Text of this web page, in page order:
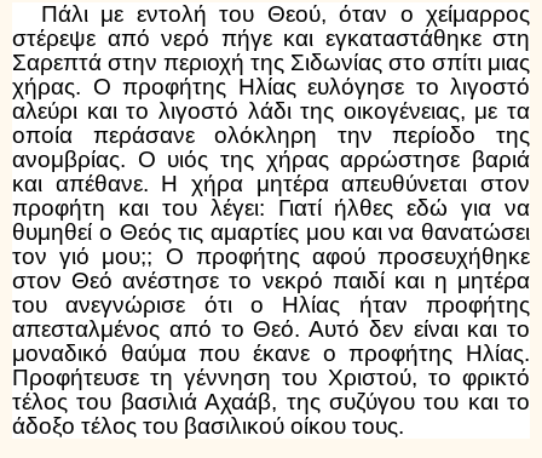
Πάλι με εντολή του Θεού, όταν ο χείμαρρος
στέρεψε από νερό πήγε και εγκαταστάθηκε στη
Σαρεπτά στην περιοχή της Σιδωνίας στο σπίτι μιας
χήρας. Ο προφήτης Ηλίας ευλόγησε το λιγοστό
αλεύρι και το λιγοστό λάδι της οικογένειας, με τα
οποία περάσανε ολόκληρη την περίοδο της
ανομβρίας. Ο υιός της χήρας αρρώστησε βαριά
και απέθανε. Η χήρα μητέρα απευθύνεται στον
προφήτη και του λέγει: Γιατί ήλθες εδώ για να
θυμηθεί ο Θεός τις αμαρτίες μου και να θανατώσει
τον γιό μου;; Ο προφήτης αφού προσευχήθηκε
στον Θεό ανέστησε το νεκρό παιδί και η μητέρα
του ανεγνώρισε ότι ο Ηλίας ήταν προφήτης
απεσταλμένος από το Θεό. Αυτό δεν είναι και το
μοναδικό θαύμα που έκανε ο προφήτης Ηλίας.
Προφήτευσε τη γέννηση του Χριστού, το φρικτό
τέλος του βασιλιά Αχαάβ, της συζύγου του και το
άδοξο τέλος του βασιλικού οίκου τους.